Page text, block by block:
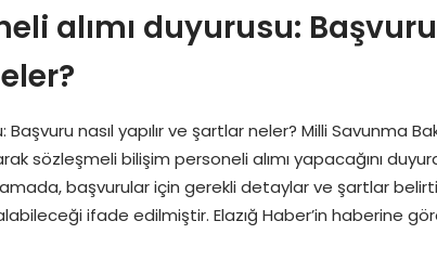
alımı duyurusu:
nasıl yapılır ve şartlar neler? Milli Savunma
sözleşmeli bilişim personeli alımı yapacağını
başvurular için gerekli detaylar ve şartlar
ifade edilmiştir. Elazığ Haber’in haberine